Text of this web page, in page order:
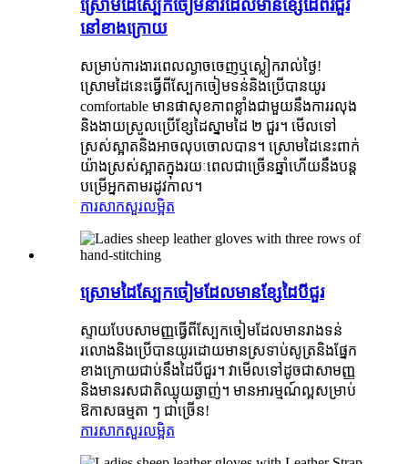
ស្រោមដៃស្បែកចៀមនារីដែលមានខ្សែដៃពីរជួរ
នៅខាងក្រោយ
សម្រាប់ការងារពេលល្ងាចចេញឬស្លៀករាល់ថ្ងៃ!
ស្រោមដៃនេះធ្វើពីស្បែកចៀមទន់និងប្រើបានយូរ
comfortable មានផាសុខភាពខ្លាំងជាមួយនឹងការរលុង
និងងាយស្រួលប្រើខ្សែដៃស្នាមដៃ ២ ជួរ។ មើលទៅ
ស្រស់ស្អាតនិងអាចលុបចោលបាន។ ស្រោមដៃនេះពាក់
យ៉ាងស្រស់ស្អាតក្នុងរយៈពេលជាច្រើនឆ្នាំហើយនឹងបន្ត
បម្រើអ្នកតាមរដូវកាល។
ការសាកសួរលម្អិត
ស្រោមដៃស្បែកចៀមដែលមានខ្សែដៃបីជួរ
ស្ទាយបែបសាមញ្ញធ្វើពីស្បែកចៀមដែលមានរាងទន់
រលោងនិងប្រើបានយូរដោយមានស្រទាប់សូត្រនិងផ្នែក
ខាងក្រោយជាប់នឹងដៃបីជួរ។ វាមើលទៅដូចជាសាមញ្ញ
និងមានរសជាតិឈ្ងុយឆ្ងាញ់។ មានអារម្មណ៍ល្អសម្រាប់
ឱកាសធម្មតា ៗ ជាច្រើន!
ការសាកសួរលម្អិត